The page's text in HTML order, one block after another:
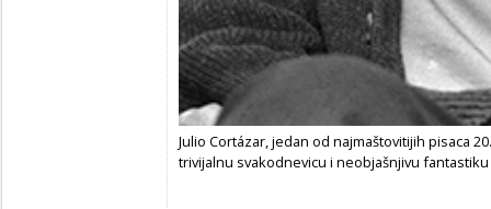
Julio Cortázar, jedan od najmaštovitijih pisaca
trivijalnu svakodnevicu i neobjašnjivu fantastiku